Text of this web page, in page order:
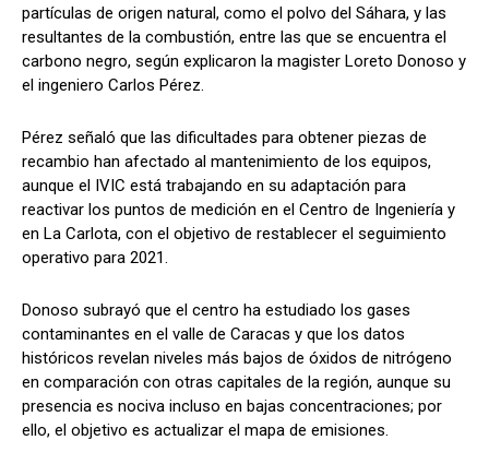
partículas de origen natural, como el polvo del Sáhara, y las
resultantes de la combustión, entre las que se encuentra el
carbono negro, según explicaron la magister Loreto Donoso y
el ingeniero Carlos Pérez.
Pérez señaló que las dificultades para obtener piezas de
recambio han afectado al mantenimiento de los equipos,
aunque el IVIC está trabajando en su adaptación para
reactivar los puntos de medición en el Centro de Ingeniería y
en La Carlota, con el objetivo de restablecer el seguimiento
operativo para 2021.
Donoso subrayó que el centro ha estudiado los gases
contaminantes en el valle de Caracas y que los datos
históricos revelan niveles más bajos de óxidos de nitrógeno
en comparación con otras capitales de la región, aunque su
presencia es nociva incluso en bajas concentraciones; por
ello, el objetivo es actualizar el mapa de emisiones.